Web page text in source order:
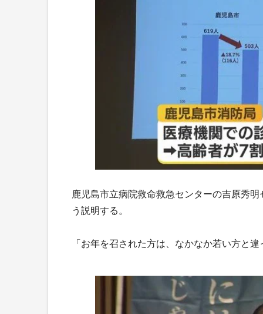
鹿児島市立病院救命救急センターの吉原秀
う説明する。
「お年を召された方は、なかなか若い方と